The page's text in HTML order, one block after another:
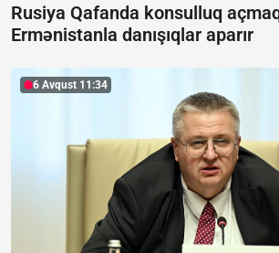
Rusiya Qafanda konsulluq
Ermənistanla danışıqlar aparır
6 Avqust 11:34